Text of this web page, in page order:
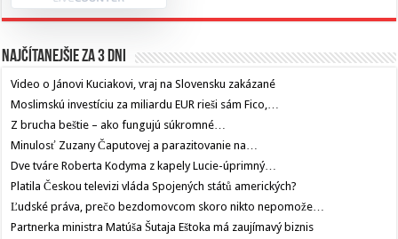
Najčítanejšie za 3 dni
Video o Jánovi Kuciakovi, vraj na Slovensku zakázané
Moslimskú investíciu za miliardu EUR rieši sám Fico,…
Z brucha beštie – ako fungujú súkromné…
Minulosť Zuzany Čaputovej a parazitovanie na…
Dve tváre Roberta Kodyma z kapely Lucie-úprimný…
Platila Českou televizi vláda Spojených států amerických?
Ľudské práva, prečo bezdomovcom skoro nikto nepomože…
Partnerka ministra Matúša Šutaja Eštoka má zaujímavý biznis